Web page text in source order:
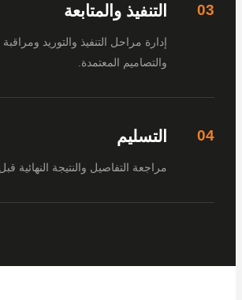
التنفيذ والمتابعة
إدارة مراحل التنفيذ والتوريد ومراقبة
والتصاميم المعتمدة.
التسليم
مراجعة التفاصيل والنتيجة النهائية قبل إتمام